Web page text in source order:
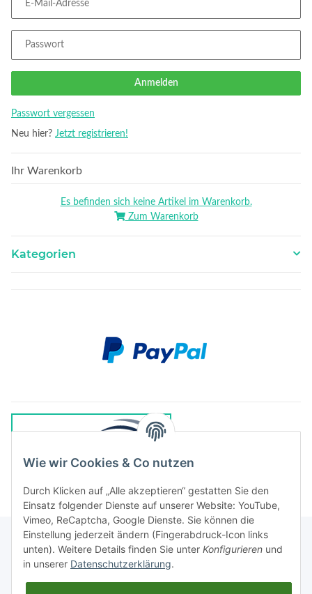
E-Mail-Adresse
Passwort
Anmelden
Passwort vergessen
Neu hier? Jetzt registrieren!
Ihr Warenkorb
Es befinden sich keine Artikel im Warenkorb.
Zum Warenkorb
Kategorien
Rechtliches
Wie wir Cookies & Co nutzen
Durch Klicken auf „Alle akzeptieren“ gestatten Sie den
Einsatz folgender Dienste auf unserer Website: YouTube,
Vimeo, ReCaptcha, Google Dienste. Sie können die
Einstellung jederzeit ändern (Fingerabdruck-Icon links
unten). Weitere Details finden Sie unter Konfigurieren und
in unserer Datenschutzerklärung.